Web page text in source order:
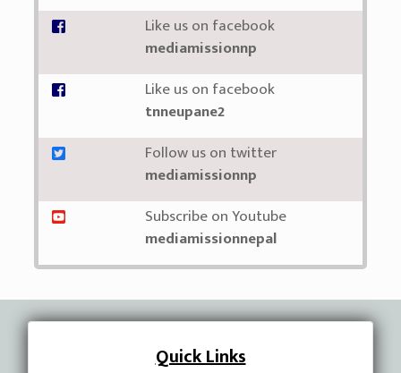
Like us on facebook
mediamissionnp
Like us on facebook
tnneupane2
Follow us on twitter
mediamissionnp
Subscribe on Youtube
mediamissionnepal
Quick Links